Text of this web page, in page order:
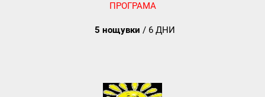
ПРОГРАМА
5 нощувки / 6 ДНИ